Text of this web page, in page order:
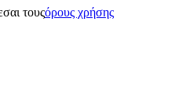
τουςόρους χρήσης